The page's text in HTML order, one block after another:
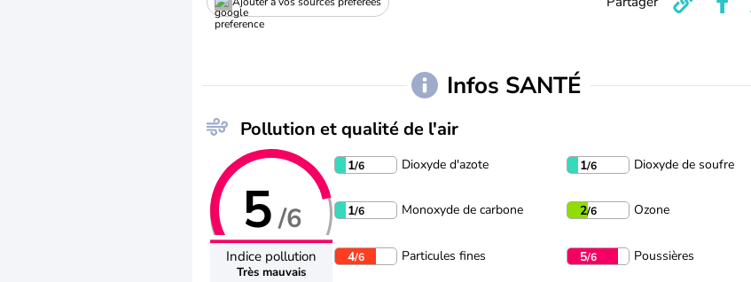
Infos SANTÉ
Pollution et qualité de l'air
5/6
Indice pollution
Très mauvais
1/6 Dioxyde d'azote 1/6 Dioxyde de soufre
1/6 Monoxyde de carbone 2/6 Ozone
4/6 Particules fines 5/6 Poussières